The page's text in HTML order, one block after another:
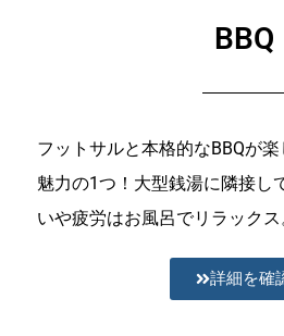
BBQ
フットサルと本格的なBBQが
魅力の1つ！大型銭湯に隣接し
いや疲労はお風呂でリラックス
詳細を確